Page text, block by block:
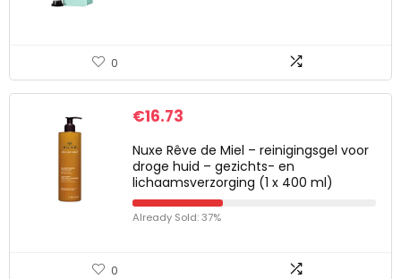
0
€16.73
Nuxe Rêve de Miel – reinigingsgel voor
droge huid – gezichts- en
lichaamsverzorging (1 x 400 ml)
Already Sold: 37%
0